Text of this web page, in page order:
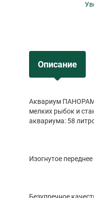
Описание
Аквариум
мелких рыбок и
аквариума: 58
Изогнутое